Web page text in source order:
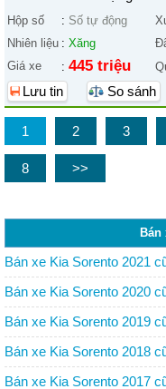
Hộp số : Số tự động
Nhiên liệu : Xăng
Giá xe
: 445 triệu
Lưu tin So sánh
1 2 3
8 >>
Bán
Bán xe Kia Sorento 2021
Bán xe Kia Sorento 2020
Bán xe Kia Sorento 2019
Bán xe Kia Sorento 2018
Bán xe Kia Sorento 2017